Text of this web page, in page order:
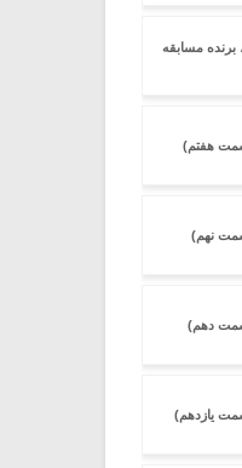
برنده مسابقه
هفتم)
نهم)
دهم)
یازدهم)